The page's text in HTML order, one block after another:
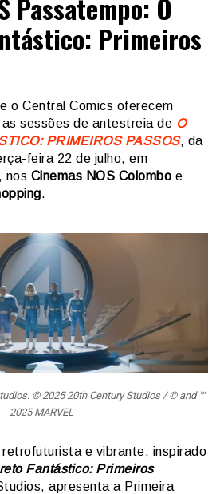
Passatempo: O
Primeiros
o Central Comics oferecem
sessões de antestreia de O
PRIMEIROS PASSOS, da
feira 22 de julho, em
, nos Cinemas NOS Colombo e
.
© 2025 20th Century Studios / © and ™
2025 MARVEL
retrofuturista e vibrante, inspirado
Fantástico: Primeiros
apresenta a Primeira